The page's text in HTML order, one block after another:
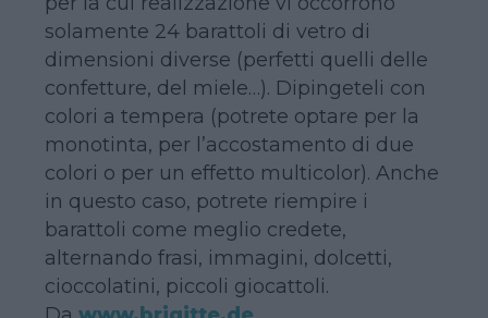
solamente 24 barattoli di vetro di
dimensioni diverse (perfetti quelli delle
confetture, del miele…). Dipingeteli con
colori a tempera (potrete optare per la
monotinta, per l’accostamento di due
colori o per un effetto multicolor). Anche
in questo caso, potrete riempire i
barattoli come meglio credete,
alternando frasi, immagini, dolcetti,
cioccolatini, piccoli giocattoli.